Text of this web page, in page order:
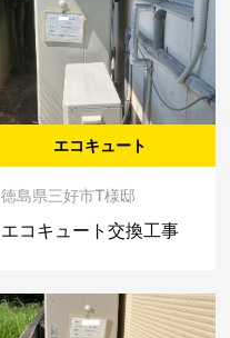
エコキュート
徳島県三好市T様邸
エコキュート交換工事